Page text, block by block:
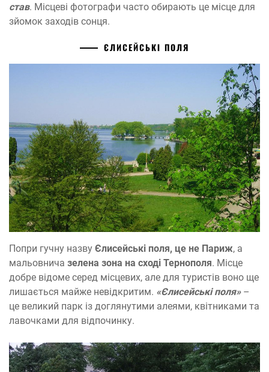
став. Місцеві фотографи часто обирають це місце для
зйомок заходів сонця.
ЄЛИСЕЙСЬКІ ПОЛЯ
Попри гучну назву Єлисейські поля, це не Париж, а
мальовнича зелена зона на сході Тернополя. Місце
добре відоме серед місцевих, але для туристів воно ще
лишається майже невідкритим. «Єлисейські поля» –
це великий парк із доглянутими алеями, квітниками та
лавочками для відпочинку.